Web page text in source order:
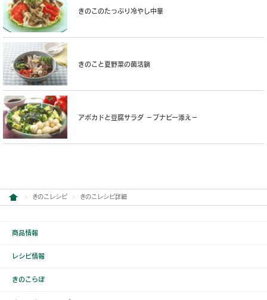
きのこのたっぷり冷やし中華
きのこと夏野菜の菌活鍋
アボカドと豆腐サラダ −ブナピー添え−
きのこレシピ きのこレシピ詳細
商品情報
レシピ情報
きのこらぼ